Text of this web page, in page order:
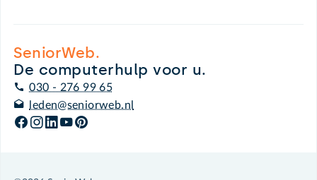
SeniorWeb.
De computerhulp voor u.
030 - 276 99 65
leden@seniorweb.nl